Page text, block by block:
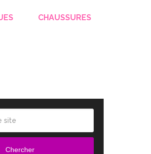
CHAUSSURES
Chercher